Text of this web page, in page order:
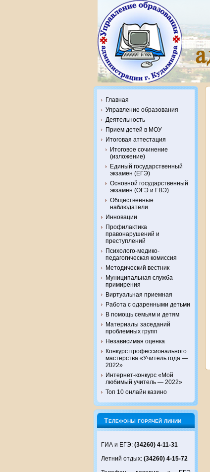
Главная
Управление образования
Деятельность
Прием детей в МОУ
Итоговая аттестация
Итоговое сочинение
(изложение)
Единый государственный
экзамен (ЕГЭ)
Основной государственный
экзамен (ОГЭ и ГВЭ)
Общественные
наблюдатели
Инновации
Профилактика
правонарушений и
преступлений
Психолого-медико-
педагогическая комиссия
Методический вестник
Муниципальная служба
примирения
Виртуальная приемная
Работа с одаренными детьми
В помощь семьям и детям
Материалы заседаний
проблемных групп
Независимая оценка
Конкурс профессионального
мастерства «Учитель года —
2022»
Интернет-конкурс «Мой
любимый учитель — 2022»
Топ 10 онлайн казино
Телефоны горячей линии
ГИА и ЕГЭ: (34260) 4-11-31
Летний отдых: (34260) 4-15-72